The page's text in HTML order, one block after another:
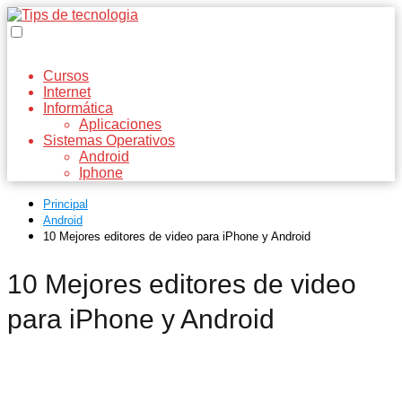
Cursos
Internet
Informática
Aplicaciones
Sistemas Operativos
Android
Iphone
Principal
Android
10 Mejores editores de video para iPhone y Android
10 Mejores editores de video
para iPhone y Android